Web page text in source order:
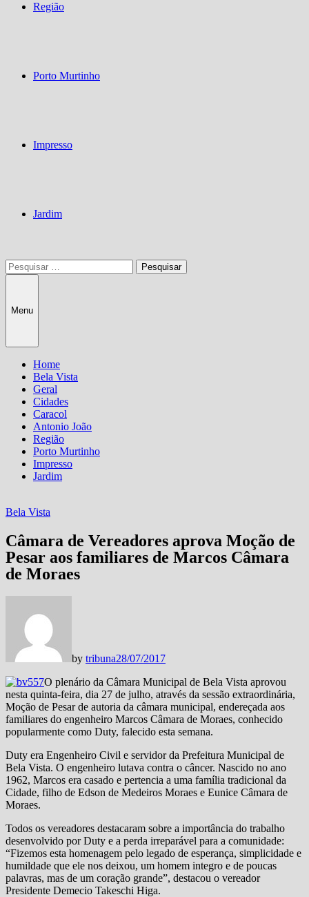
Região
Porto Murtinho
Impresso
Jardim
Pesquisar
por:
Menu
Home
Bela Vista
Geral
Cidades
Caracol
Antonio João
Região
Porto Murtinho
Impresso
Jardim
Bela Vista
Câmara de Vereadores aprova Moção de
Pesar aos familiares de Marcos Câmara
de Moraes
by tribuna28/07/2017
O plenário da Câmara Municipal de Bela Vista aprovou
nesta quinta-feira, dia 27 de julho, através da sessão extraordinária,
Moção de Pesar de autoria da câmara municipal, endereçada aos
familiares do engenheiro Marcos Câmara de Moraes, conhecido
popularmente como Duty, falecido esta semana.
Duty era Engenheiro Civil e servidor da Prefeitura Municipal de
Bela Vista. O engenheiro lutava contra o câncer. Nascido no ano
1962, Marcos era casado e pertencia a uma família tradicional da
Cidade, filho de Edson de Medeiros Moraes e Eunice Câmara de
Moraes.
Todos os vereadores destacaram sobre a importância do trabalho
desenvolvido por Duty e a perda irreparável para a comunidade:
“Fizemos esta homenagem pelo legado de esperança, simplicidade e
humildade que ele nos deixou, um homem integro e de poucas
palavras, mas de um coração grande”, destacou o vereador
Presidente Demecio Takeschi Higa.